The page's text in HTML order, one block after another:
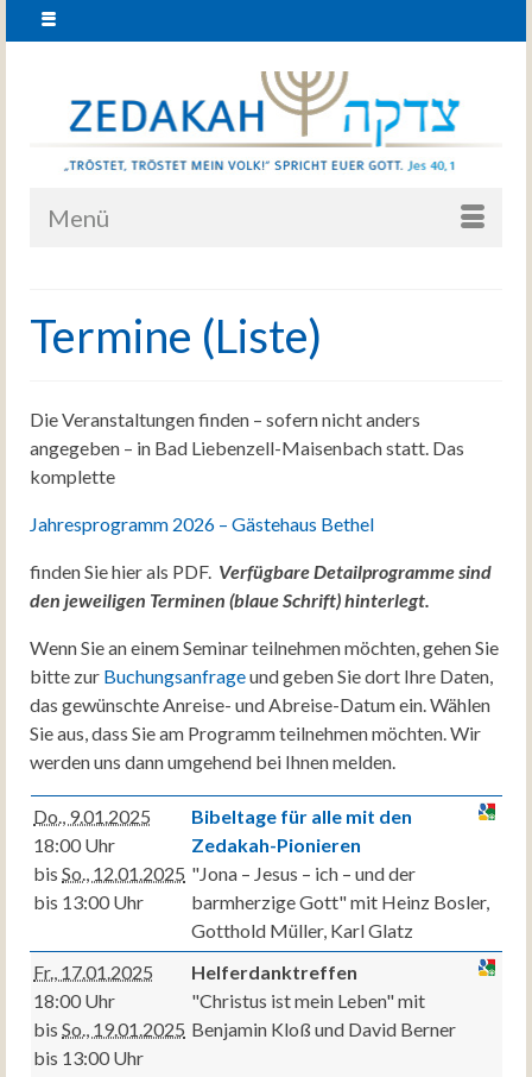
Menü
Termine (Liste)
Die Veranstaltungen finden – sofern nicht anders
angegeben – in Bad Liebenzell-Maisenbach statt. Das
komplette
Jahresprogramm 2026 – Gästehaus Bethel
finden Sie hier als PDF. Verfügbare Detailprogramme sind
den jeweiligen Terminen (blaue Schrift) hinterlegt.
Wenn Sie an einem Seminar teilnehmen möchten, gehen Sie
bitte zur Buchungsanfrageund geben Sie dort Ihre Daten,
das gewünschte Anreise- und Abreise-Datum ein. Wählen
Sie aus, dass Sie am Programm teilnehmen möchten. Wir
werden uns dann umgehend bei Ihnen melden.
Do., 9.01.2025
18:00 Uhr
bis So., 12.01.2025
bis 13:00 Uhr
Bibeltage für alle mit den
Zedakah-Pionieren
"Jona – Jesus – ich – und der
barmherzige Gott" mit Heinz Bosler,
Gotthold Müller, Karl Glatz
Fr., 17.01.2025
18:00 Uhr
bis So., 19.01.2025
bis 13:00 Uhr
Helferdanktreffen
"Christus ist mein Leben" mit
Benjamin Kloß und David Berner